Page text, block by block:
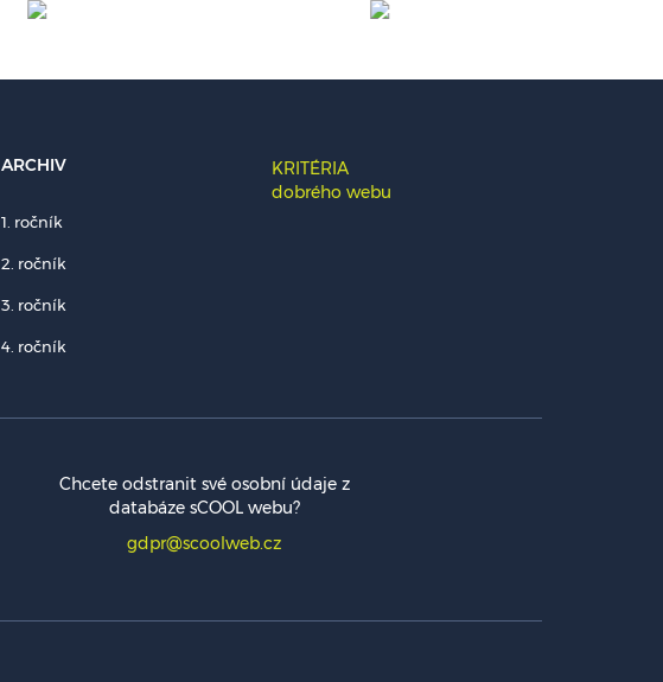
ARCHIV
1. ročník
2. ročník
3. ročník
4. ročník
KRITÉRIA
dobrého webu
Chcete odstranit své osobní údaje z
databáze sCOOL webu?
gdpr@scoolweb.cz